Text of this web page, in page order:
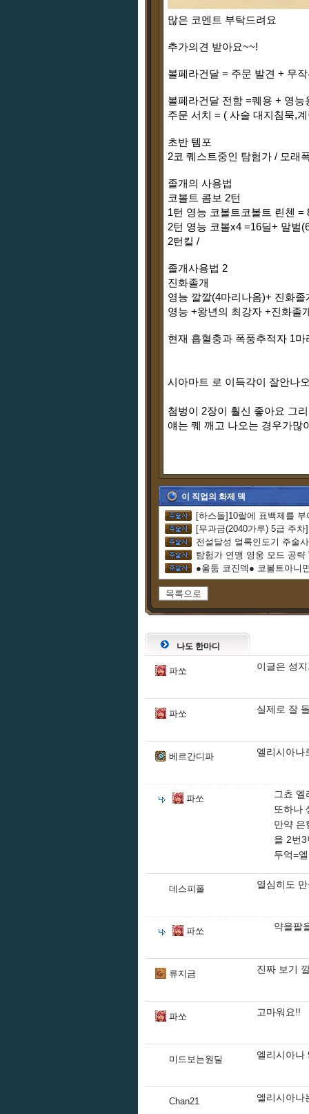
많은 코멘트 부탁드려요
추가의견 받아요~~!
볼페라건달 = 주문 발견 + 무
볼페라건달 전함 =퀘용 + 영
주문 서치 = ( 사술 대지침묵,
초반 템포
2코 퀘스트중인 탐험가 / 모래
졸개의 사용법
코볼트 콤보 2턴
1턴 영능 코볼트코볼트 린첸
2턴 영능 코볼x4 =16딜+ 말벌
2턴킬 /
졸개사용법 2
진화졸개
영능 깔깔(4마리나옴)+ 진화
영능 +왕년의 최강자 +진화졸
현재 흡혈충과 폭풍추적자 1
시아마트 로 이득각이 잘안나
첨벙이 2장이 훨신 좋아요 그
얘는 퀘 깨고 나오는 경우가많
이 직업의 화제 덱
[무과금(2040가루) 5급 주
전설달성 멀록인도기 주술사
탐험가 연맹 영웅 모드 공
●울둠 코진덱● 코볼트아니
목록으로
나도 한마디
파쏘 이글은 성
파쏘 실제로 잘
베르간디파 엘리시아나
파쏘
그쵸 엘
또하나
만약 은
을 2번
두억=
데스피폴 열심히도
파쏘 약을팔
류지금 진짜 보기
파쏘 고마워요!!
미드보는원딜 엘리시아나
Chan21 엘리시아나